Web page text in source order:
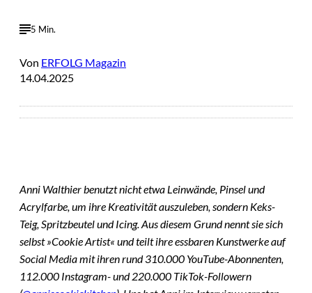
5 Min.
Von ERFOLG Magazin
14.04.2025
Anni Walthier benutzt nicht etwa Leinwände, Pinsel und
Acrylfarbe, um ihre Kreativität auszuleben, sondern Keks-
Teig, Spritzbeutel und Icing. Aus diesem Grund nennt sie sich
selbst »Cookie Artist« und teilt ihre essbaren Kunstwerke auf
Social Media mit ihren rund 310.000 YouTube-Abonnenten,
112.000 Instagram- und 220.000 TikTok-Followern